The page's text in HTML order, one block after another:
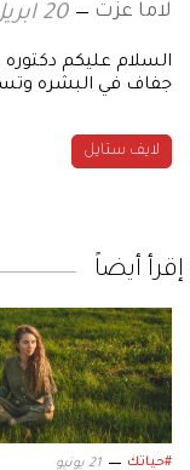
لاما عزت 20 ابريل 2011
السلام عليكم
جفاف في البشره
لايف ستايل
إقرأ أيضاً
#حياتك 21 يونيو